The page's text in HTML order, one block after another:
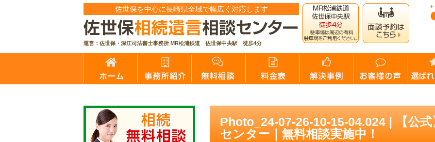
佐世保を中心に長崎県全域で幅広く対応します
運営：佐世保・深江司法書士事務所 MR松浦鉄道 佐世保中央駅 徒歩4分
【公式】佐世保相続遺言相談センター｜無料相談実施中！ 事務所紹介>アクセス Photo_24-07-26-10-15-04.024
Photo_24-07-26-10-15-04.024 | 【公
センター｜無料相談実施中！